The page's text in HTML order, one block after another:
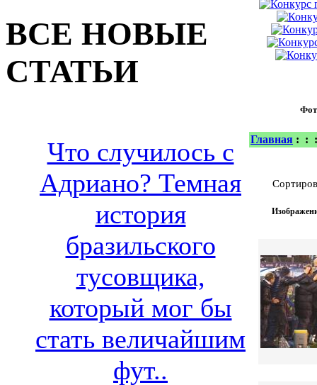
ВСЕ НОВЫЕ
СТАТЬИ
Что случилось с
Адриано? Темная
история
бразильского
тусовщика,
который мог бы
стать величайшим
фут..
Главная : :